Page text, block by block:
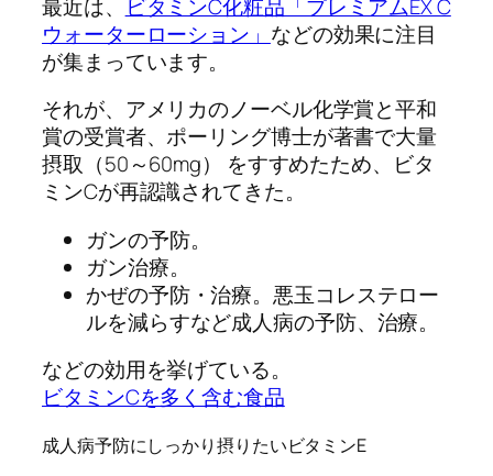
最近は、
ビタミンC化粧品「プレミアムEX C
ウォーターローション」 などの効果に注目
が集まっています。
それが、アメリカのノーベル化学賞と平和
賞の受賞者、ポーリング博士が著書で大量
摂取（50～60mg） をすすめたため、ビタ
ミンCが再認識されてきた。
ガンの予防。
ガン治療。
かぜの予防・治療。悪玉コレステロー
ルを減らすなど成人病の予防、治療。
などの効用を挙げている。
ビタミンCを多く含む食品
成人病予防にしっかり摂りたいビタミンE